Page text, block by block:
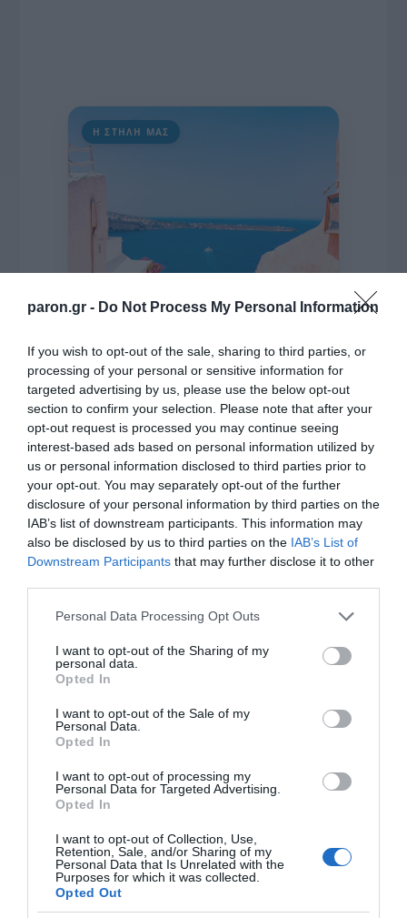
paron.gr - Do Not Process My Personal Information
If you wish to opt-out of the sale, sharing to third parties, or
processing of your personal or sensitive information for
targeted advertising by us, please use the below opt-out
section to confirm your selection. Please note that after your
opt-out request is processed you may continue seeing
interest-based ads based on personal information utilized by
us or personal information disclosed to third parties prior to
your opt-out. You may separately opt-out of the further
disclosure of your personal information by third parties on the
IAB’s list of downstream participants. This information may
also be disclosed by us to third parties on the IAB’s List of
Downstream Participants that may further disclose it to other
Please note that this website/app uses one or more Google
not limited to your visit or usage behaviour. You may click to
grant or deny consent to Google and its third-party tags to
use your data for below specified purposes in below Google
consent section.
Personal Data Processing Opt Outs
I want to opt-out of the Sharing of my
personal data.
Opted In
I want to opt-out of the Sale of my
Personal Data.
Opted In
I want to opt-out of processing my
Personal Data for Targeted Advertising.
Opted In
I want to opt-out of Collection, Use,
Retention, Sale, and/or Sharing of my
Personal Data that Is Unrelated with the
Purposes for which it was collected.
Opted Out
Η ΣΤΗΛΗ ΜΑΣ
της Ζωής μας
Οι άνθρωποι, οι αυθεντικές ιστορίες,
το ελληνικό καλοκαίρι και ένας
πολιτισμός που μας ενώνει κάθε μέρα.
ΌΣΑ ΧΡΕΙΆΖΕΣΑΙ
ΓΙΑ ΤΟ ΚΑΛΟΚΑΊΡΙ ΣΟΥ →
Το σχέδιο του Ισραήλ για τους Κούρδους
Ε. Λιακούλη: «Το σκάνδαλο των υποκλοπών δεν
μπορεί να μείνει στο σκοτάδι ενός αρχείου»
ΤΟ ΠΑΡΟΝ: Ρυθμιστής ο Αντώνης Σαμαράς – Απειλή
για ΝΔ
Ιππασία – Η Ελλάδα στο Παγκόσμιο Πρωτάθλημα
Ιππασίας!